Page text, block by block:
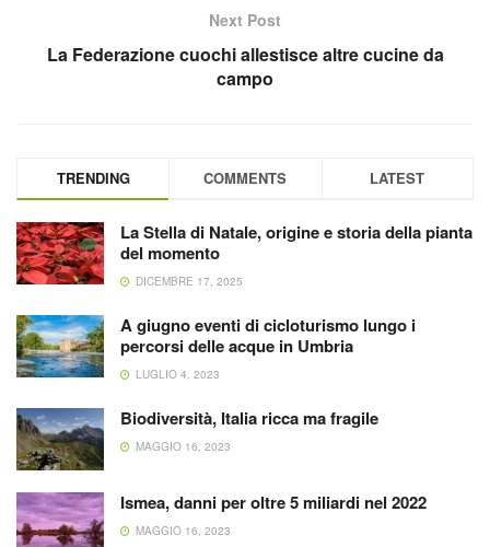
Next Post
La Federazione cuochi allestisce altre cucine da
campo
TRENDING COMMENTS LATEST
La Stella di Natale, origine e storia della pianta
del momento
DICEMBRE 17, 2025
A giugno eventi di cicloturismo lungo i
percorsi delle acque in Umbria
LUGLIO 4, 2023
Biodiversità, Italia ricca ma fragile
MAGGIO 16, 2023
Ismea, danni per oltre 5 miliardi nel 2022
MAGGIO 16, 2023